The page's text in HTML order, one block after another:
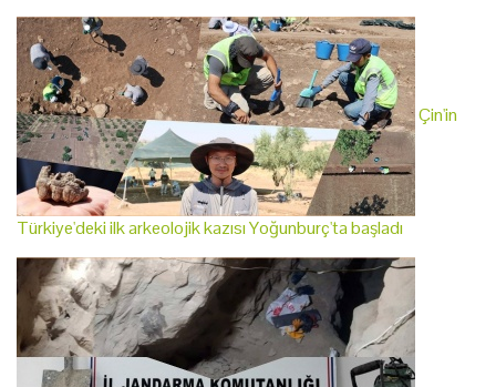
Çin'in
Türkiye'deki ilk arkeolojik kazısı Yoğunburç'ta başladı